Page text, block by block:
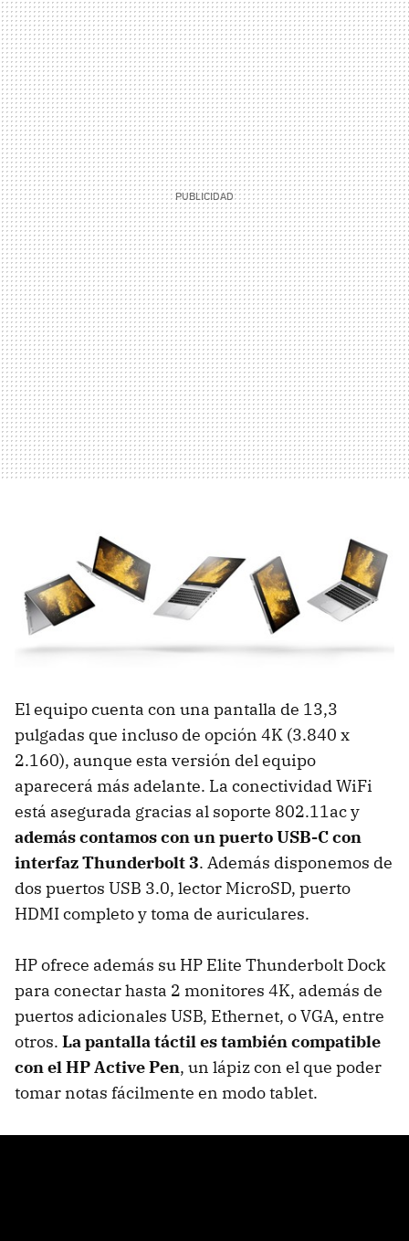
El equipo cuenta con una pantalla de 13,3
pulgadas que incluso de opción 4K (3.840 x
2.160), aunque esta versión del equipo
aparecerá más adelante. La conectividad WiFi
está asegurada gracias al soporte 802.11ac y
además contamos con un puerto USB-C con
interfaz Thunderbolt 3. Además disponemos de
dos puertos USB 3.0, lector MicroSD, puerto
HDMI completo y toma de auriculares.
HP ofrece además su HP Elite Thunderbolt Dock
para conectar hasta 2 monitores 4K, además de
puertos adicionales USB, Ethernet, o VGA, entre
otros. La pantalla táctil es también compatible
con el HP Active Pen, un lápiz con el que poder
tomar notas fácilmente en modo tablet.